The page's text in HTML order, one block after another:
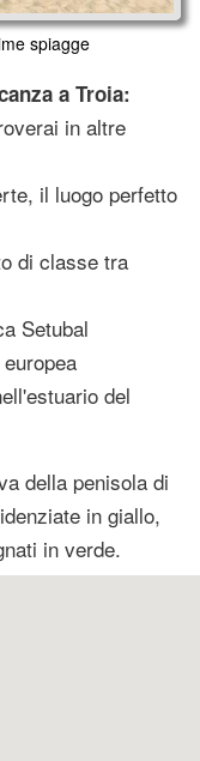
spiagge
a Troia:
in altre
il luogo perfetto
di classe tra
Setubal
del
della penisola di
in giallo,
in verde.